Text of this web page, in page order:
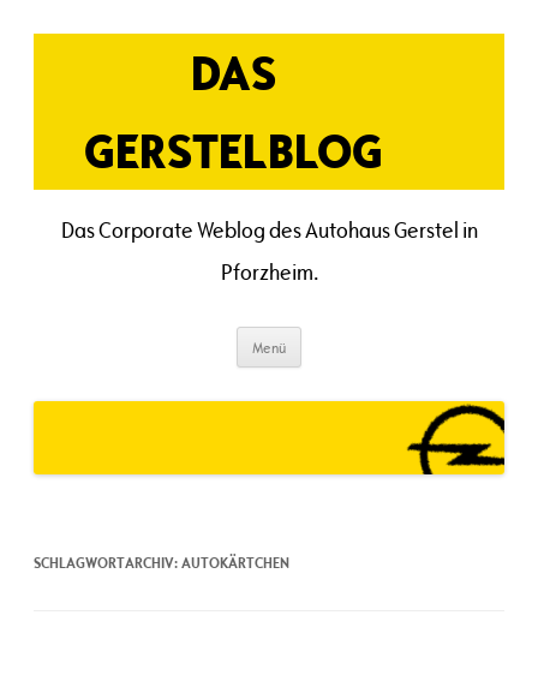
Inhalt
DAS
GERSTELBLOG
Das Corporate Weblog des Autohaus Gerstel in
Pforzheim.
Menü
SCHLAGWORTARCHIV:AUTOKÄRTCHEN